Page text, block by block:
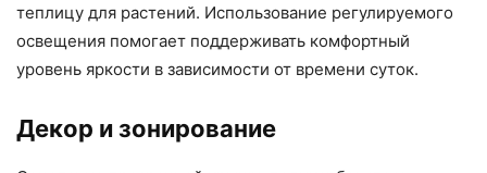
теплицу для растений. Использование регулируемого
освещения помогает поддерживать комфортный
уровень яркости в зависимости от времени суток.
Декор и зонирование